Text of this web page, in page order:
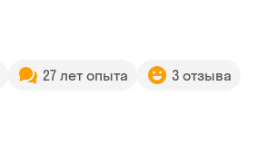
27 лет опыта 3 отзыва